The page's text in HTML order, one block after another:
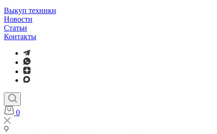
Выкуп техники
Новости
Статьи
Контакты
0